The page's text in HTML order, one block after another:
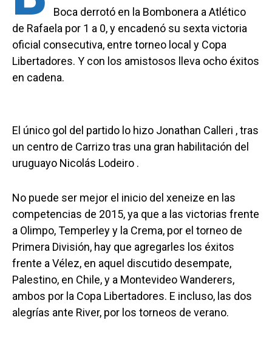
Boca derrotó en la Bombonera a Atlético
de Rafaela por 1 a 0, y encadenó su sexta victoria
oficial consecutiva, entre torneo local y Copa
Libertadores. Y con los amistosos lleva ocho éxitos
en cadena.
El único gol del partido lo hizo Jonathan Calleri , tras
un centro de Carrizo tras una gran habilitación del
uruguayo Nicolás Lodeiro .
No puede ser mejor el inicio del xeneize en las
competencias de 2015, ya que a las victorias frente
a Olimpo, Temperley y la Crema, por el torneo de
Primera División, hay que agregarles los éxitos
frente a Vélez, en aquel discutido desempate,
Palestino, en Chile, y a Montevideo Wanderers,
ambos por la Copa Libertadores. E incluso, las dos
alegrías ante River, por los torneos de verano.